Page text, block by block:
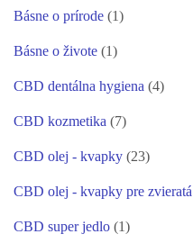
Básne o prírode (1)
Básne o živote (1)
CBD dentálna hygiena (4)
CBD kozmetika (7)
CBD olej - kvapky (23)
CBD olej - kvapky pre zvieratá
CBD super jedlo (1)